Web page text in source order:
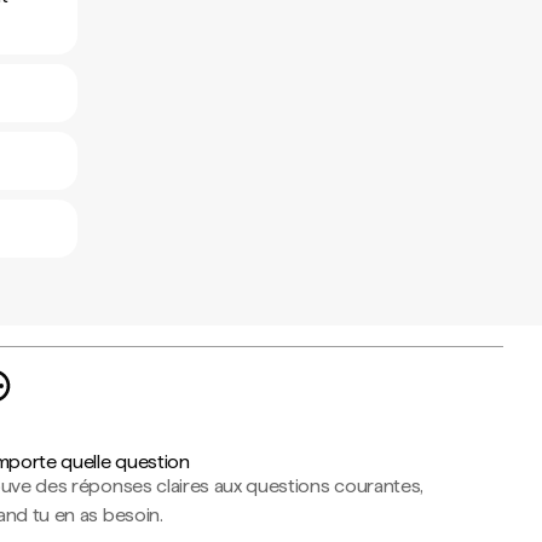
quelle question
des réponses claires aux questions courantes,
tu en as besoin.